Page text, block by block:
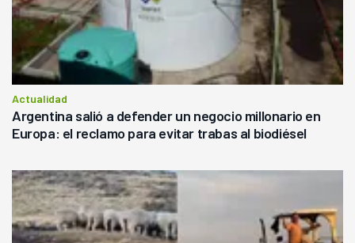
Actualidad
Argentina salió a defender un negocio millonario en
Europa: el reclamo para evitar trabas al biodiésel